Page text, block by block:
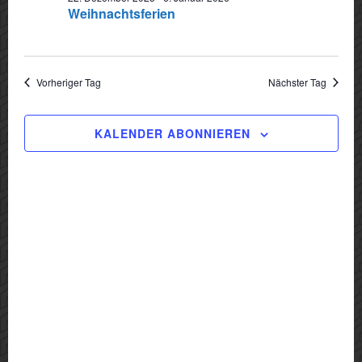
2026Weihnachtsferien
Vorheriger Tag Nächster Tag
KALENDER ABONNIEREN